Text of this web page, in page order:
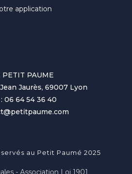
application
PETIT PAUME
Jaurès, 69007 Lyon
06 64 54 36 40
au Petit Paumé 2025
- Association Loi 1901